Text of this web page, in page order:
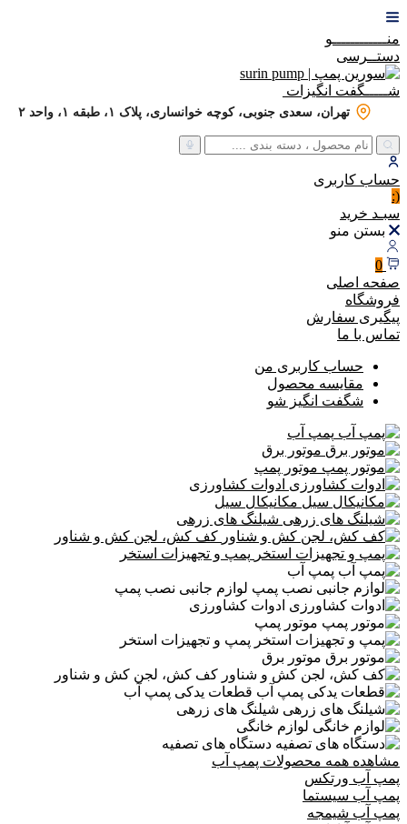
منــــــــــــو
دستــرسی
شـــــگفت انگیزات
تهران، سعدی جنوبی، کوچه خوانساری، پلاک ۱، طبقه ۱، واحد ۲
حساب کاربری
(:
سبـد خرید
بستن منو
0
صفحه اصلی
فروشگاه
پیگیری سفارش
تماس با ما
حساب کاربری من
مقایسه محصول
شگفت انگیز شو
پمپ آب
موتور برق
موتور پمپ
ادوات کشاورزی
مکانیکال سیل
شیلنگ های زرهی
کف کش، لجن کش و شناور
پمپ و تجهیزات استخر
پمپ آب
لوازم جانبی نصب پمپ
ادوات کشاورزی
موتور پمپ
پمپ و تجهیزات استخر
موتور برق
کف کش، لجن کش و شناور
قطعات یدکی پمپ آب
شیلنگ های زرهی
لوازم خانگی
دستگاه های تصفیه
مشاهده همه محصولات پمپ آب
پمپ آب ورتکس
پمپ آب سیستما
پمپ آب شیمجه